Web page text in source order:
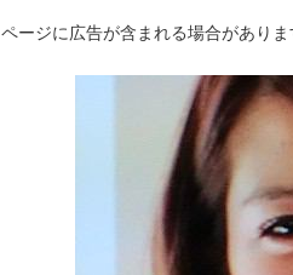
ページに広告が含まれる場合がありま